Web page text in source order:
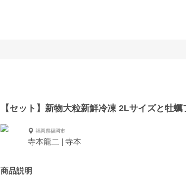
【セット】新物大粒新鮮冷凍 2Lサイズと牡蠣
福岡県福岡市
寺本龍二 | 寺本
商品説明